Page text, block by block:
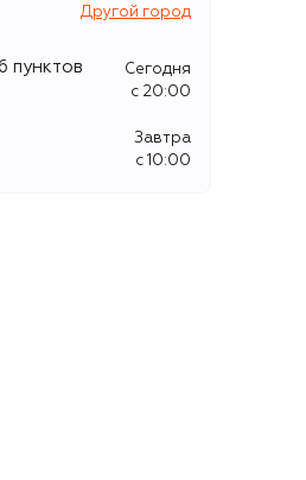
Другой город
пунктов
Сегодня
c 20:00
Завтра
c 10:00